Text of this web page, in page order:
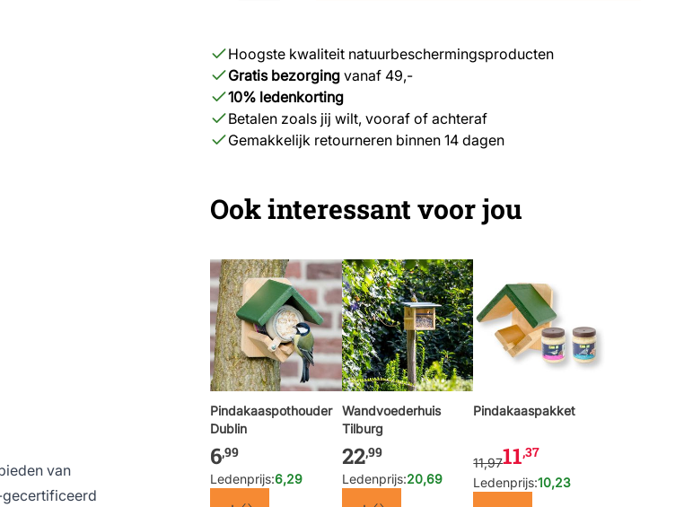
Hoogste kwaliteit natuurbeschermingsproducten
Gratis bezorging vanaf 49,-
10% ledenkorting
Betalen zoals jij wilt, vooraf of achteraf
Gemakkelijk retourneren binnen 14 dagen
Ook interessant voor jou
Pindakaaspothouder
Dublin
6,99
Ledenprijs:6,29
Wandvoederhuis
Tilburg
22,99
Ledenprijs:20,69
Pindakaaspakket
The price depends on the
11,9711,37
Ledenprijs:10,23
van
gecertificeerd